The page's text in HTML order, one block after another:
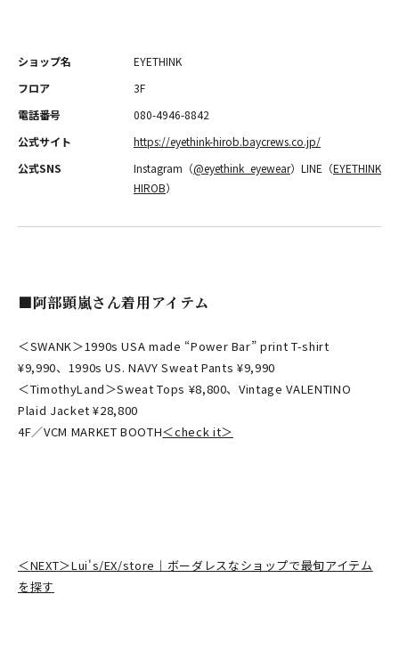
ショップ名
EYETHINK
フロア
3F
電話番号
080-4946-8842
公式サイト
https://eyethink-hirob.baycrews.co.jp/
公式SNS
Instagram（@eyethink_eyewear）LINE（EYETHINK
HIROB）
■阿部顕嵐さん着用アイテム
＜SWANK＞1990s USA made “Power Bar” print T-shirt
¥9,990、1990s US. NAVY Sweat Pants ¥9,990
＜TimothyLand＞Sweat Tops ¥8,800、Vintage VALENTINO
Plaid Jacket ¥28,800
4F／VCM MARKET BOOTH＜check it＞
＜NEXT＞Lui's/EX/store｜ボーダレスなショップで最旬アイテム
を探す